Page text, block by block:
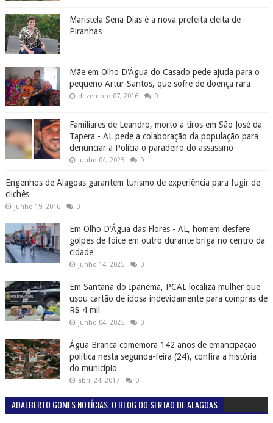
Maristela Sena Dias é a nova prefeita eleita de
Piranhas
Mãe em Olho D'Água do Casado pede ajuda para o
pequeno Artur Santos, que sofre de doença rara
dezembro 07, 2016 0
Familiares de Leandro, morto a tiros em São José da
Tapera - AL pede a colaboração da população para
denunciar a Polícia o paradeiro do assassino
junho 04, 2025 0
Engenhos de Alagoas garantem turismo de experiência para fugir de
clichês
junho 19, 2016 0
Em Olho D’Água das Flores - AL, homem desfere
golpes de foice em outro durante briga no centro da
cidade
junho 14, 2025 0
Em Santana do Ipanema, PCAL localiza mulher que
usou cartão de idosa indevidamente para compras de
R$ 4 mil
junho 04, 2025 0
Água Branca comemora 142 anos de emancipação
política nesta segunda-feira (24), confira a história
do município
abril 24, 2017 0
ADALBERTO GOMES NOTÍCIAS. O BLOG DO SERTÃO DE ALAGOAS